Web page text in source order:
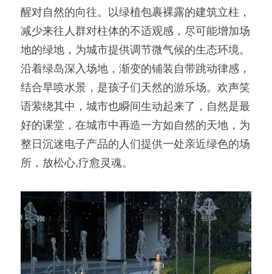
醒对自然的向往。以绿植包裹裸露的建筑立柱，
减少来往人群对柱体的不适观感，尽可能增加场
地的绿地，为城市提供调节微气候的生态环境。
沿着绿岛深入场地，渐变的铺装自带跳动律感，
结合旱喷水景，是孩子们天然的游乐场。欢声笑
语萦绕其中，城市也瞬间生动起来了，自然是最
好的课堂，在城市中再造一方如自然的天地，为
整日沉迷电子产品的人们提供一处亲近绿色的场
所，放松心,疗愈灵魂。